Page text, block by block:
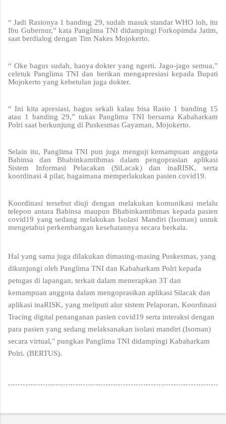
“ Jadi Rasionya 1 banding 29, sudah masuk standar WHO loh, itu
Ibu Gubernur,” kata Panglima TNI didampingi Forkopimda Jatim,
saat berdialog dengan Tim Nakes Mojokerto.
“ Oke bagus sudah, hanya dokter yang ngerti. Jago-jago semua,”
celetuk Panglima TNI dan berikan mengapresiasi kepada Bupati
Mojokerto yang kebetulan juga dokter.
“ Ini kita apresiasi, bagus sekali kalau bisa Rasio 1 banding 15
atau 1 banding 29,” tukas Panglima TNI bersama Kabaharkam
Polri saat berkunjung di Puskesmas Gayaman, Mojokerto.
Selain itu, Panglima TNI pun juga menguji kemampuan anggota
Babinsa dan Bhabinkamtibmas dalam pengoprasian aplikasi
Sistem Informasi Pelacakan (SiLacak) dan inaRISK, serta
koordinasi 4 pilar, bagaimana memperlakukan pasien covid19.
Koordinasi tersebut diuji dengan melakukan komunikasi melalu
telepon antara Babinsa maupun Bhabinkamtibmas kepada pasien
covid19 yang sedang melakukan Isolasi Mandiri (Isoman) untuk
mengetahui perkembangan kesehatannya secara berkala.
Hal yang sama juga dilakukan dimasing-masing Puskesmas, yang
dikunjungi oleh Panglima TNI dan Kabaharkam Polri kepada
petugas di lapangan, terkait dalam menerapkan 3T dan
kemampuan anggota dalam mengoprasikan aplikasi Silacak dan
aplikasi inaRISK, yang meliputi alur sistem Pelaporan, Koordinasi
Tracing digital penanganan pasien covid19 serta interaksi dengan
para pasien yang sedang melaksanakan isolasi mandiri (Isoman)
secara virtual," pungkas Panglima TNI didampingi Kabaharkam
Polri. (BERTUS).